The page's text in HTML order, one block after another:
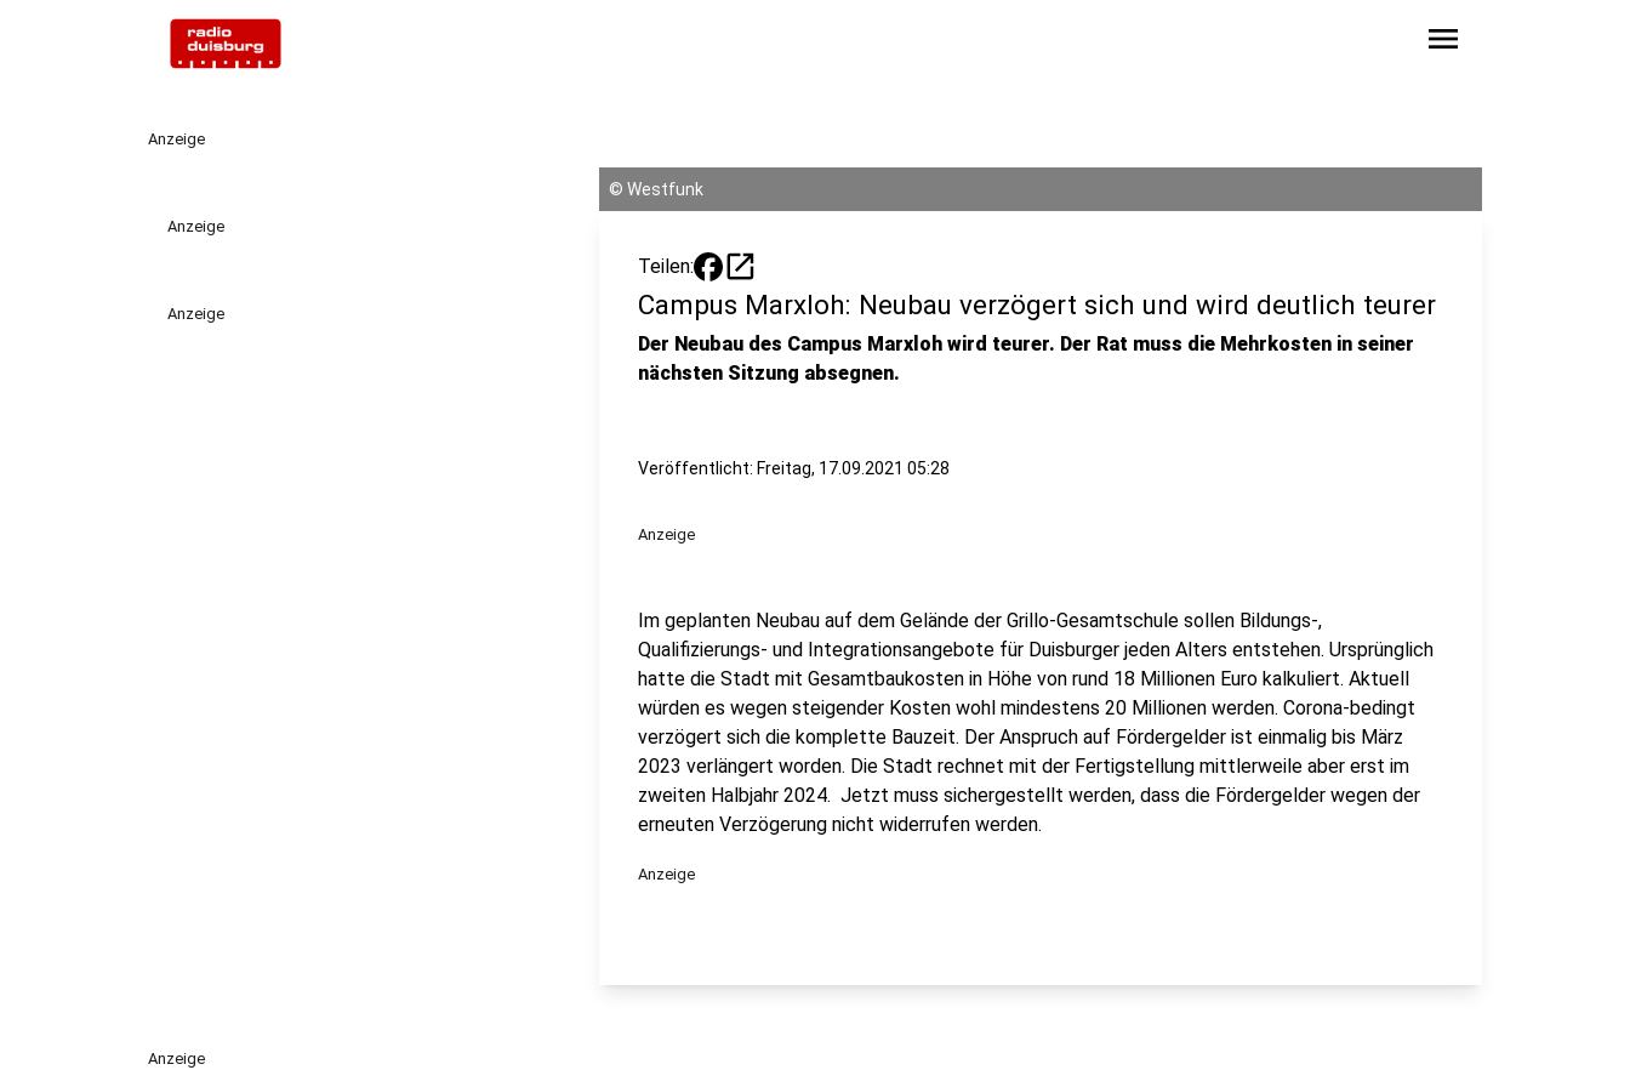
menu
Anzeige
Anzeige
Anzeige
© Westfunk
Teilen: open_in_new
Campus Marxloh: Neubau verzögert sich und wird deutlich teurer
Der Neubau des Campus Marxloh wird teurer. Der Rat muss die Mehrkosten in seiner
nächsten Sitzung absegnen. ​
Veröffentlicht: Freitag, 17.09.2021 05:28
Anzeige
Im geplanten Neubau auf dem Gelände der Grillo-Gesamtschule sollen Bildungs-,
Qualifizierungs- und Integrationsangebote für Duisburger jeden Alters entstehen. Ursprünglich
hatte die Stadt mit Gesamtbaukosten in Höhe von rund 18 Millionen Euro kalkuliert. Aktuell
würden es wegen steigender Kosten wohl mindestens 20 Millionen werden. Corona-bedingt
verzögert sich die komplette Bauzeit. Der Anspruch auf Fördergelder ist einmalig bis März
2023 verlängert worden. Die Stadt rechnet mit der Fertigstellung mittlerweile aber erst im
zweiten Halbjahr 2024. Jetzt muss sichergestellt werden, dass die Fördergelder wegen der
erneuten Verzögerung nicht widerrufen werden.
Anzeige
Anzeige